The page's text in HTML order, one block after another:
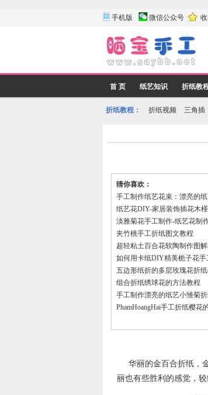
手机版 微信公众号
首 页 纸艺知识 折纸教
折纸教程： 折纸视频 三角插
猜你喜欢：
手工制作纸艺花束：漂亮的
纸艺花DIY-家居装饰插花木
淡雅菊花手工制作-纸艺花制
夹竹桃手工折纸图文教程
超轻粘土百合花软陶制作图
如何用卡纸DIY精美栀子花手
五边形纸折的多层玫瑰花折
组合折纸绣球花的方法教程
手工制作漂亮的纸艺小雏菊
PhamHoangHai手工折纸樱花
华丽的金百合折纸，
丽也有些胜利的感觉，